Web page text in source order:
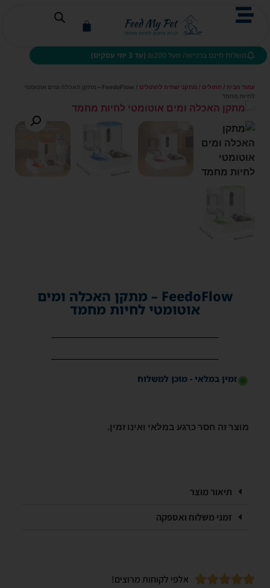
משלוח חינם ברכישה מעל ₪200 (עד 3 ימי עסקים)
FeedoFlow – מתקן האכלה ומים
אוטומטי לחיות מחמד
זמין במלאי - מוכן למשלוח
מוצר זה חסר כרגע במלאי ואינו זמין.
תיאור מוצר
זמני משלוח ואספקה
אלפי לקוחות מרוצים!
עמוד הבית / חתולים / מתקני שתיה לחתולים
/ FeedoFlow – מתקן האכלה ומים אוטומטי
לחיות מחמד